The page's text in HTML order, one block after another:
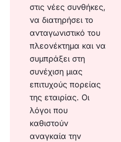
στις νέες συνθήκες,
να διατηρήσει το
ανταγωνιστικό του
πλεονέκτημα και να
συμπράξει στη
συνέχιση μιας
επιτυχούς πορείας
της εταιρίας. Οι
λόγοι που
καθιστούν
αναγκαία την